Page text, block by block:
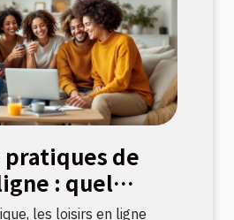
de
: quel
la culture
les loisirs en ligne